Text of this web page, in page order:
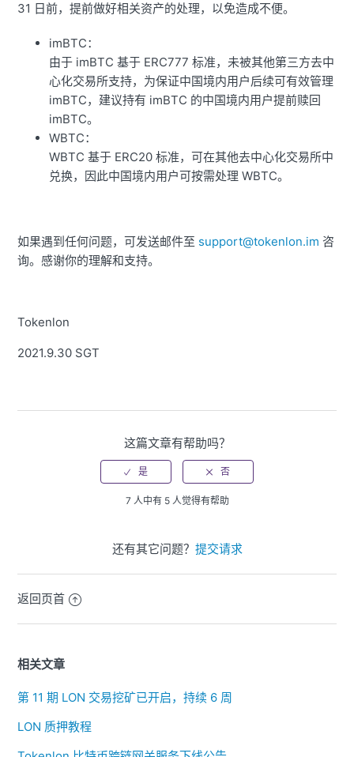
31 日前，提前做好相关资产的处理，以免造成不便。
imBTC：
由于 imBTC 基于 ERC777 标准，未被其他第三方去中
心化交易所支持，为保证中国境内用户后续可有效管理
imBTC，建议持有 imBTC 的中国境内用户提前赎回
imBTC。
WBTC：
WBTC 基于 ERC20 标准，可在其他去中心化交易所中
兑换，因此中国境内用户可按需处理 WBTC。
如果遇到任何问题，可发送邮件至 support@tokenlon.im 咨
询。感谢你的理解和支持。
Tokenlon
2021.9.30 SGT
这篇文章有帮助吗？
7 人中有 5 人觉得有帮助
还有其它问题？ 提交请求
返回页首
相关文章
第 11 期 LON 交易挖矿已开启，持续 6 周
LON 质押教程